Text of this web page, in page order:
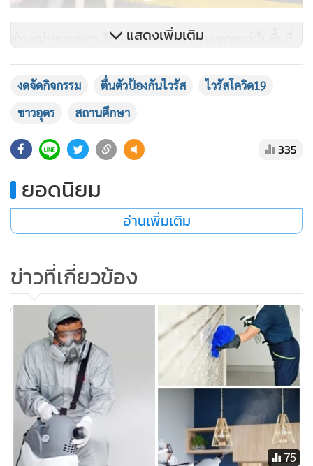
ใช้ฆ่าเชื้อ สำหรับหน้ากากอนามัยราคาประหยัด 50 ชิ้น 66 บาท
นั้นไม่มีสินค้าจำหน่ายแล้ว แต่ได้ให้สมาชิกลงชื่อและเบอร์โทร.ไว้
ซึ่งเมื่อหน้ากากอนามัยมาถึงทางห้างแม็คโครจะได้โทร.ไปบอก
ลูกค้ามารับสินค้า โดยจำกัดไม่เกินคนละ 10 ชิ้น
แสดงเพิ่มเติม
งดจัดกิจกรรม ตื่นตัวป้องกันไวรัส
ไวรัสโควิด19
ชาวอุดร
สถานศึกษา
335
ยอดนิยม
อ่านเพิ่มเติม
ข่าวที่เกี่ยวข้อง
75